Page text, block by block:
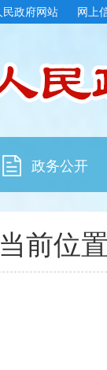
民政府网站 网上
政务公开
当前位